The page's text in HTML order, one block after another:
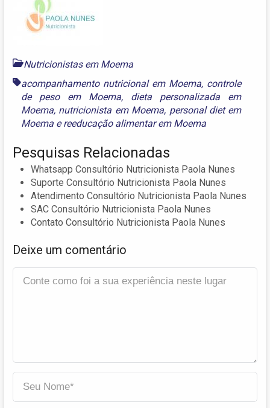
Nutricionistas em Moema
acompanhamento nutricional em Moema, controle
de peso em Moema, dieta personalizada em
Moema, nutricionista em Moema, personal diet em
Moema ereeducação alimentar em Moema
Pesquisas Relacionadas
Whatsapp Consultório Nutricionista Paola Nunes
Suporte Consultório Nutricionista Paola Nunes
Atendimento Consultório Nutricionista Paola Nunes
SAC Consultório Nutricionista Paola Nunes
Contato Consultório Nutricionista Paola Nunes
Deixe um comentário